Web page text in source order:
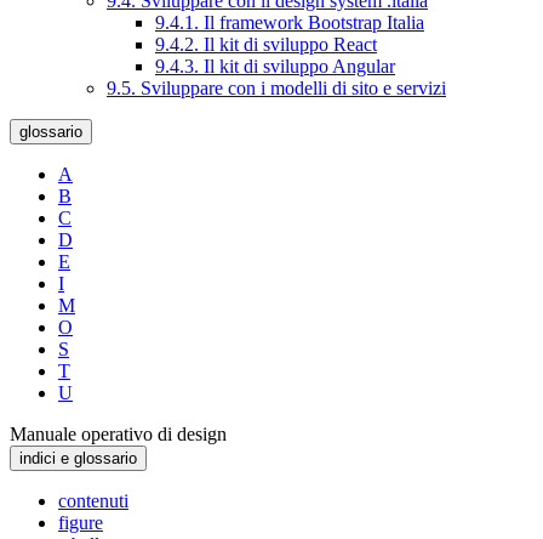
9.4.1. Il framework Bootstrap Italia
9.4.2. Il kit di sviluppo React
9.4.3. Il kit di sviluppo Angular
9.5. Sviluppare con i modelli di sito e servizi
glossario
A
B
C
D
E
I
M
O
S
T
U
Manuale operativo di design
indici e glossario
contenuti
figure